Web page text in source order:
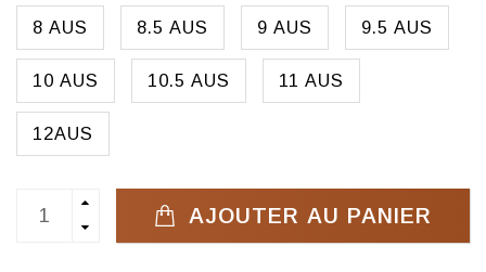
8 AUS 8.5 AUS 9 AUS 9.5 AUS
10 AUS 10.5 AUS 11 AUS
12AUS
AJOUTER AU PANIER